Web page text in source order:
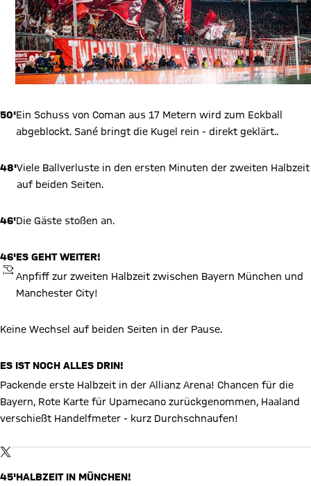
50'Ein Schuss von Coman aus 17 Metern wird zum Eckball
abgeblockt. Sané bringt die Kugel rein - direkt geklärt..
48'Viele Ballverluste in den ersten Minuten der zweiten Halbzeit
auf beiden Seiten.
46'Die Gäste stoßen an.
46'
ANPFIFF
ES GEHT WEITER!
Anpfiff zur zweiten Halbzeit zwischen Bayern München und
Manchester City!
Keine Wechsel auf beiden Seiten in der Pause.
ES IST NOCH ALLES DRIN!
Packende erste Halbzeit in der Allianz Arena! Chancen für die
Bayern, Rote Karte für Upamecano zurückgenommen, Haaland
verschießt Handelfmeter - kurz Durchschnaufen!
TWITTER-BEITRAG
X Inhalte anzeigen
verarbeiten. Vorher kann das soziale Netzwerk keine Daten über
wird für alle Inhalte des sozialen Netzwerks auf unserer Website
gespeichert und Sie können dies jederzeit in der
45'HALBZEIT IN MÜNCHEN!